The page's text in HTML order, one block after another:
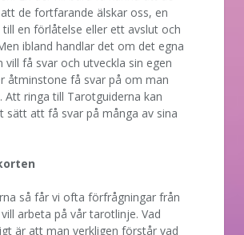
de fortfarande älskar oss, en
en förlåtelse eller ett avslut och
ibland handlar det om det egna
vill få svar och utveckla sin egen
åtminstone få svar på om man
Att ringa till Tarotguiderna kan
sätt att få svar på många av sina
så får vi ofta förfrågningar från
arbeta på vår tarotlinje. Vad
är att man verkligen förstår vad